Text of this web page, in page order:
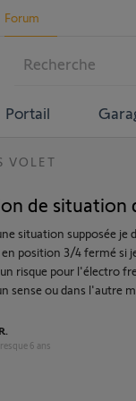
Forum
Portail
VOLET
de situation
situation supposée je
position 3/4 fermé si
risque pour l'électro
sense ou dans l'autre
6 ans